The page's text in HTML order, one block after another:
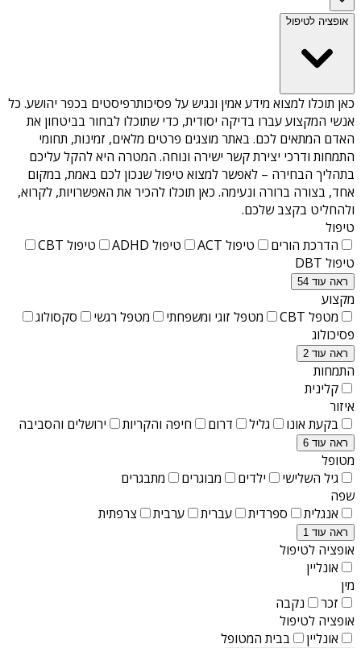
אופציה לטיפול
כאן תוכלו למצוא מידע אמין ונגיש על פסיכותרפיסטים בכפר יהושע. כל
אנשי המקצוע עברו בדיקה יסודית, כדי שתוכלו לבחור בביטחון את
האדם המתאים לכם. באתר מוצגים פרטים מלאים, זמינות, תחומי
התמחות ודרכי יצירת קשר ישירה ונוחה. המטרה היא להקל עליכם
בתהליך הבחירה – לאפשר למצוא טיפול שנכון לכם באמת, במקום
אחד, בצורה ברורה ונעימה. כאן תוכלו להכיר את האפשרויות, לקרוא,
ולהחליט בקצב שלכם.
טיפול
הדרכת הורים
טיפול ACT טיפול ADHD
טיפול CBT
טיפול DBT
ראה עוד 54
מקצוע
מטפל CBT
מטפל זוגי ומשפחתי מטפל רגשי
סקסולוג
פסיכולוג
ראה עוד 2
התמחות
קלינית
איזור
בקעת אונו
גליל דרום חיפה והקריות ירושלים והסביבה
ראה עוד 6
מטופל
גיל השלישי
ילדים מבוגרים
מתבגרים
שפה
אנגלית
ספרדית עברית ערבית צרפתית
ראה עוד 1
אופציה לטיפול
אונליין
מין
זכר
נקבה
אופציה לטיפול
אונליין
בבית המטופל